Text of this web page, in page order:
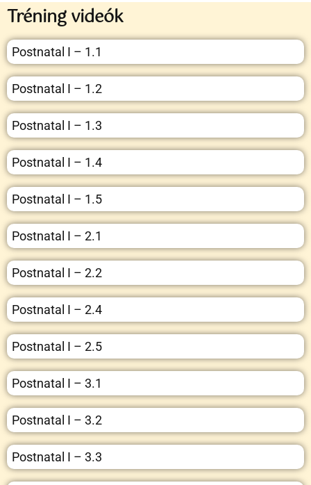
Tréning videók
Postnatal I – 1.1
Postnatal I – 1.2
Postnatal I – 1.3
Postnatal I – 1.4
Postnatal I – 1.5
Postnatal I – 2.1
Postnatal I – 2.2
Postnatal I – 2.4
Postnatal I – 2.5
Postnatal I – 3.1
Postnatal I – 3.2
Postnatal I – 3.3